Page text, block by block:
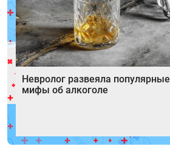
Невролог развеяла популярные
мифы об алкоголе